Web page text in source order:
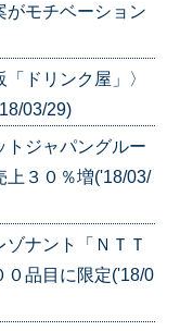
がモチベーション
ドリンク屋」〉
03/29)
ジャパングルー
上３０％増('18/03/
ゾナント「ＮＴＴ
品目に限定('18/0